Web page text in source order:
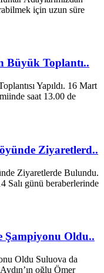
için uzun süre
Büyük Toplantı..
Yapıldı. 16 Mart
saat 13.00 de
Ziyaretlerd..
Ziyaretlerde Bulundu.
Salı günü beraberlerinde
Şampiyonu Oldu..
Oldu Suluova da
oğlu Ömer